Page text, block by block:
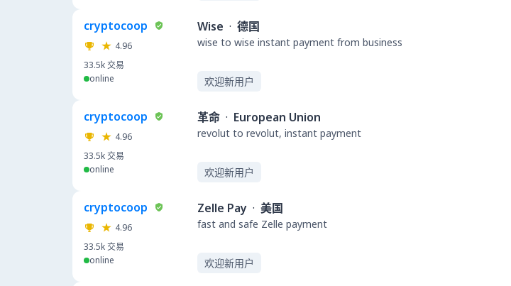
cryptocoop
4.96
33.5k交易
online
Wise · 德国
wise to wise instant payment from business
欢迎新用户
cryptocoop
4.96
33.5k交易
online
革命 · European Union
revolut to revolut, instant payment
欢迎新用户
cryptocoop
4.96
33.5k交易
online
Zelle Pay · 美国
fast and safe Zelle payment
欢迎新用户